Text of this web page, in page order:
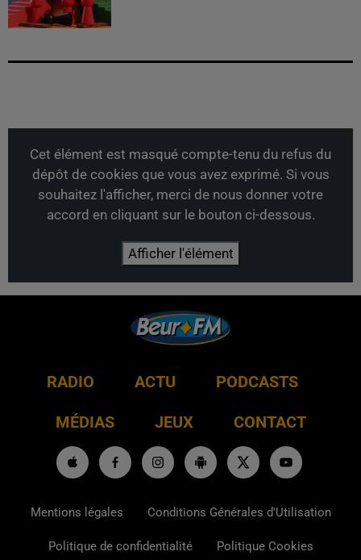
Cet élément est masqué compte-tenu du refus du
dépôt de cookies que vous avez exprimé. Si vous
souhaitez l'afficher, merci de nous donner votre
accord en cliquant sur le bouton ci-dessous.
Afficher l'élément
RADIO ACTU PODCASTS
MÉDIAS JEUX CONTACT
Mentions légales Conditions Générales d'Utilisation
Politique de confidentialité Politique Cookies